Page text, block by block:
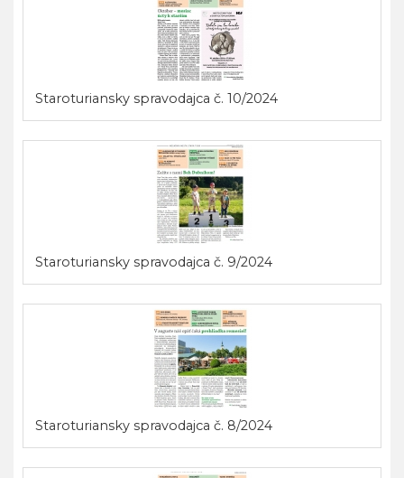
Staroturiansky spravodajca č. 10/2024
Staroturiansky spravodajca č. 9/2024
Staroturiansky spravodajca č. 8/2024